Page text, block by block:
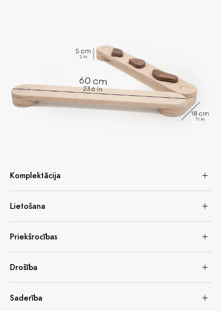
Komplektācija
Lietošana
Priekšrocības
Drošība
Saderība